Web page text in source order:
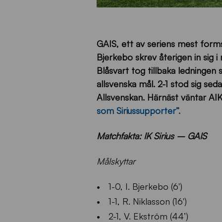
GAIS, ett av seriens mest
Bjerkebo skrev återigen in sig
Blåsvart tog tillbaka
allsvenska mål. 2-1 stod sig
Allsvenskan. Härnäst väntar
som Siriussupporter”.
Matchfakta: IK Sirius – GAIS
Målskyttar
1-0, I. Bjerkebo (6′)
1-1, R. Niklasson (16′)
2-1, V. Ekström (44’)